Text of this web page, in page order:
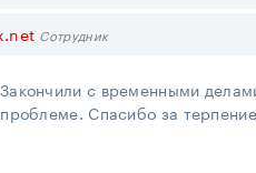
Сотрудник
с временными
Спасибо за